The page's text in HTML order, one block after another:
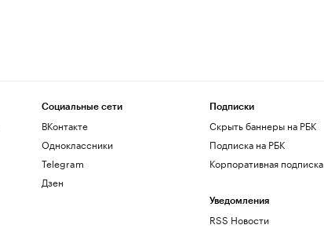
Социальные сети
ВКонтакте
Одноклассники
Telegram
Дзен
Подписки
Скрыть баннеры на РБК
Подписка на РБК
Корпоративная подписка
Уведомления
RSS Новости